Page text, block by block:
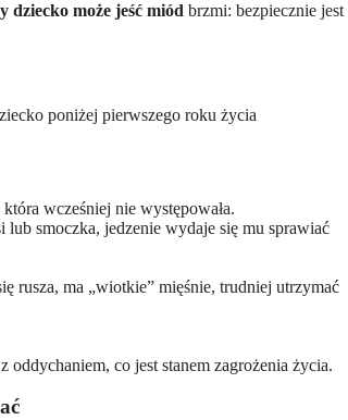
dziecko może jeść miód brzmi: bezpiecznie jest
poniżej pierwszego roku życia
wcześniej nie występowała.
smoczka, jedzenie wydaje się mu sprawiać
rusza, ma „wiotkie” mięśnie, trudniej utrzymać
co jest stanem zagrożenia życia.